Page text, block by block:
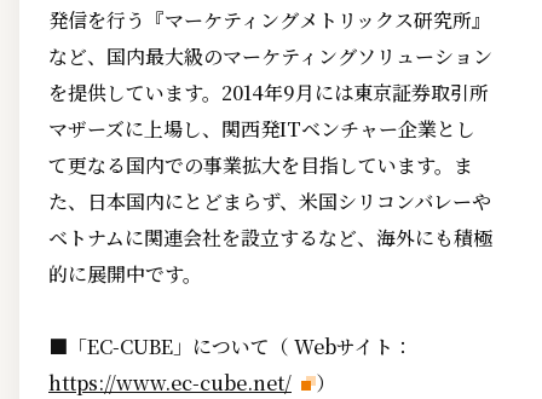
発信を行う『マーケティングメトリックス研究所』
など、国内最大級のマーケティングソリューション
を提供しています。2014年9月には東京証券取引所
マザーズに上場し、関西発ITベンチャー企業とし
て更なる国内での事業拡大を目指しています。ま
た、日本国内にとどまらず、米国シリコンバレーや
ベトナムに関連会社を設立するなど、海外にも積極
的に展開中です。
■「EC-CUBE」について（ Webサイト：
https://www.ec-cube.net/
）